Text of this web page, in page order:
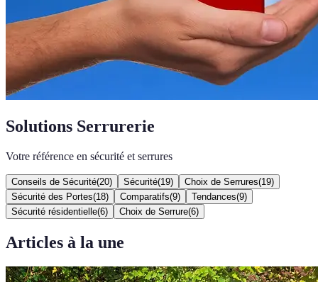
Solutions Serrurerie
Votre référence en sécurité et serrures
Conseils de Sécurité(20) Sécurité(19) Choix de Serrures(19)
Sécurité des Portes(18) Comparatifs(9) Tendances(9)
Sécurité résidentielle(6) Choix de Serrure(6)
Articles à la une